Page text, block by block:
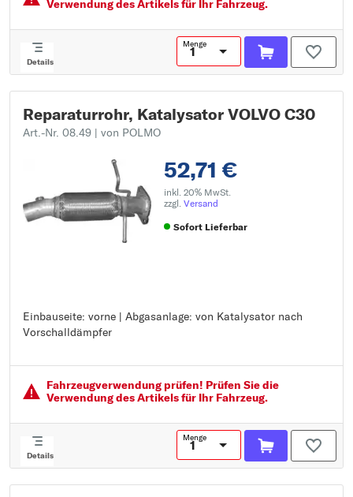
Verwendung des Artikels für Ihr Fahrzeug.
Details
Menge
Reparaturrohr, Katalysator VOLVO C30
Art.-Nr. 08.49 | von POLMO
52,71 €
inkl. 20% MwSt.
zzgl. Versand
Sofort Lieferbar
Einbauseite: vorne | Abgasanlage: von Katalysator nach
Vorschalldämpfer
Einbauseite: vorne
Abgasanlage: von Katalysator nach Vorschalldämpfer
Fahrzeugver­wendung prüfen! Prüfen Sie die
Verwendung des Artikels für Ihr Fahrzeug.
Details
Menge